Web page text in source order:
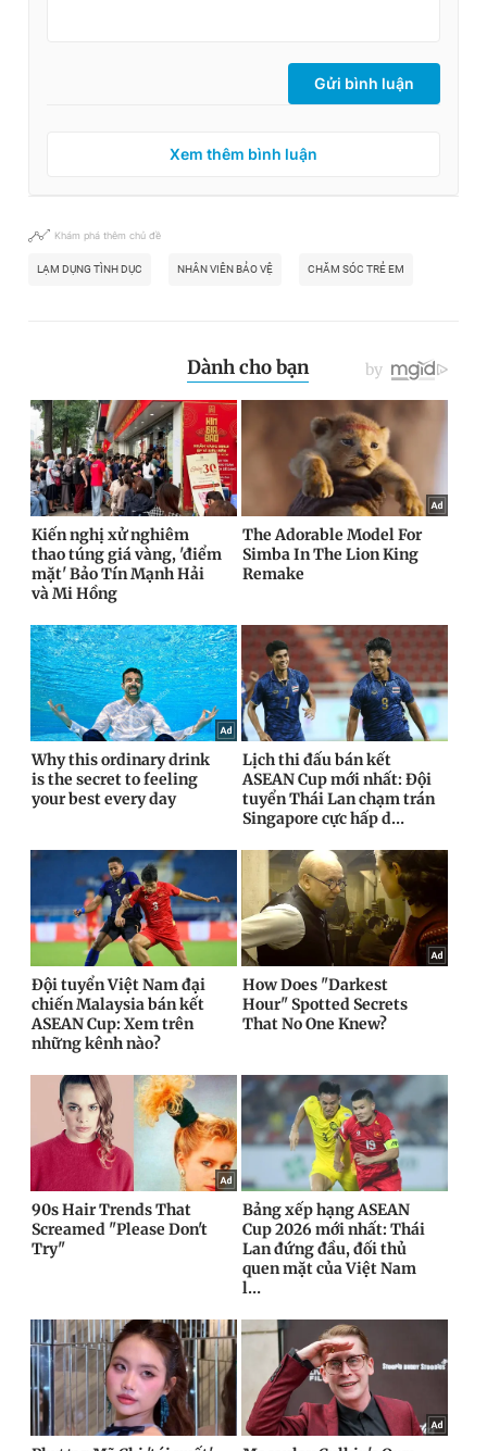
Gửi bình luận
Xem thêm bình luận
Khám phá thêm chủ đề
LẠM DỤNG TÌNH DỤC NHÂN VIÊN BẢO VỆ CHĂM SÓC TRẺ EM